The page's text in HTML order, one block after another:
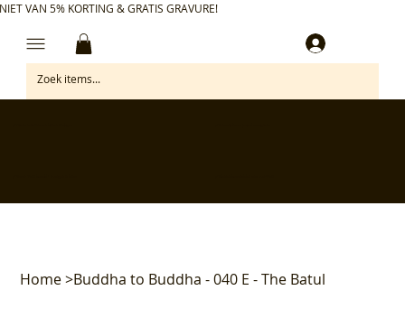
VAN 5% KORTING & GRATIS GRAVURE!
Home>Buddha to Buddha - 040 E - The Batul